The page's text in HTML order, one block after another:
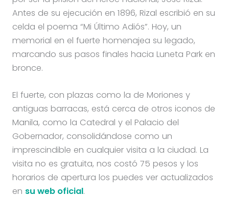
Antes de su ejecución en 1896, Rizal escribió en su
celda el poema “Mi Último Adiós”. Hoy, un
memorial en el fuerte homenajea su legado,
marcando sus pasos finales hacia Luneta Park en
bronce.
El fuerte, con plazas como la de Moriones y
antiguas barracas, está cerca de otros iconos de
Manila, como la Catedral y el Palacio del
Gobernador, consolidándose como un
imprescindible en cualquier visita a la ciudad. La
visita no es gratuita, nos costó 75 pesos y los
horarios de apertura los puedes ver actualizados
en su web oficial.